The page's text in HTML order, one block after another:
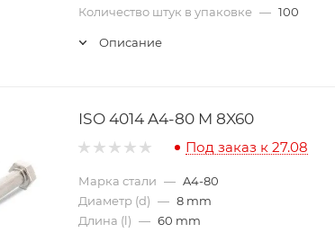
Количество штук в упаковке — 100
Описание
ISO 4014 A4-80 M 8X60
Под заказ к 27.08
Марка стали — A4-80
Диаметр (d) — 8 mm
Длина (l) — 60 mm